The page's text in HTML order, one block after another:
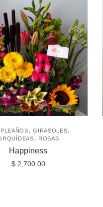
,GIRASOLES,
, ROSAS
Happiness
$2,700.00